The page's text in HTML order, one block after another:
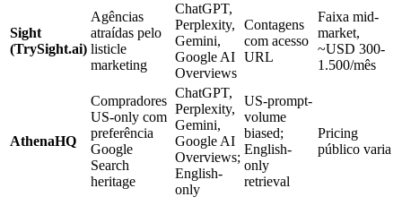
Sight
(TrySight.ai)
Agências
atraídas pelo
listicle
marketing
ChatGPT,
Perplexity,
Gemini,
Google AI
Overviews
Contagens
com acesso
URL
Faixa mid-
market,
~USD 300-
1.500/mês
AthenaHQ
Compradores
US-only com
preferência
Google
Search
heritage
ChatGPT,
Perplexity,
Gemini,
Google AI
Overviews;
English-
only
US-prompt-
volume
biased;
English-
only
retrieval
Pricing
público varia